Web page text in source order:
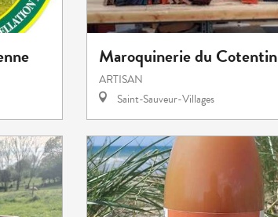
Maroquinerie du Cotentin
ARTISAN
Saint-Sauveur-Villages